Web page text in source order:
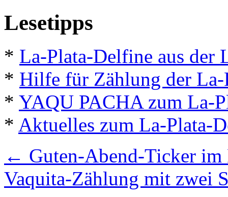
Lesetipps
* La-Plata-Delfine aus der
* Hilfe für Zählung der
* YAQU PACHA zum La-
* Aktuelles zum La-Plata-
← Guten-Abend-Ticker
Vaquita-Zählung mit zwei